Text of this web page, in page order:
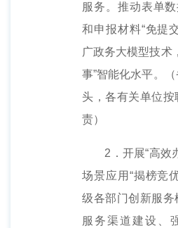
服务。推动表单数
和申报材料“免提
广政务大模型技术
事”智能化水平。
头，各有关单位按
责）
2．开展“高效
场景应用“揭榜竞
级各部门创新服务
服务渠道建设、